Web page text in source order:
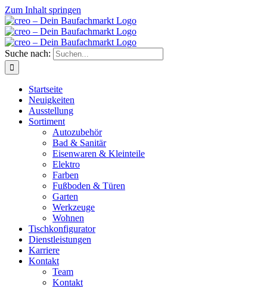
Zum Inhalt springen
Suche nach:
Startseite
Neuigkeiten
Ausstellung
Sortiment
Autozubehör
Bad & Sanitär
Eisenwaren & Kleinteile
Elektro
Farben
Fußboden & Türen
Garten
Werkzeuge
Wohnen
Tischkonfigurator
Dienstleistungen
Karriere
Kontakt
Team
Kontakt